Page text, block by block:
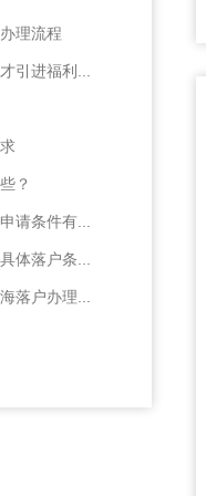
理流程
引进福利...
？
请条件有...
体落户条...
落户办理...